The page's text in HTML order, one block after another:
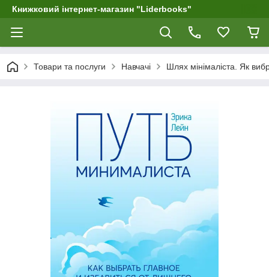
Книжковий інтернет-магазин "Liderbooks"
Товари та послуги Навчачі Шлях мінімаліста. Як